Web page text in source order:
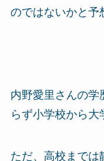
のではないかと予
内野愛里さんの学
らず小学校から大
ただ、高校までは